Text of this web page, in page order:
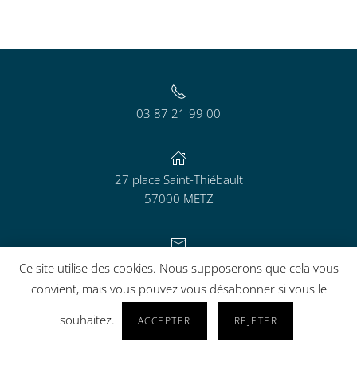
03 87 21 99 00
27 place Saint-Thiébault
57000 METZ
contact@aguram.org
Ce site utilise des cookies. Nous supposerons que cela vous
convient, mais vous pouvez vous désabonner si vous le
souhaitez.
ACCEPTER REJETER